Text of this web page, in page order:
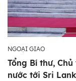
NGOẠI GIAO
Tổng Bí thư,
nước tới Sri